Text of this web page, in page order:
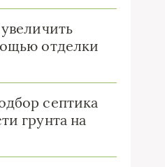
отделки
септика
грунта на